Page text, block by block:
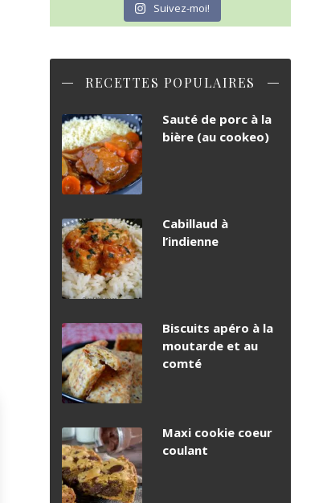
Suivez-moi!
RECETTES POPULAIRES
Sauté de porc à la
bière (au cookeo)
Cabillaud à
l’indienne
Biscuits apéro à la
moutarde et au
comté
Maxi cookie coeur
coulant